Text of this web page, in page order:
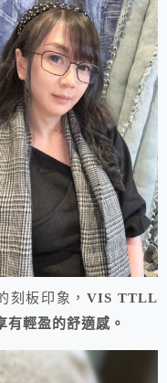
刻板印象， VIS TTLL
輕盈的舒適感。